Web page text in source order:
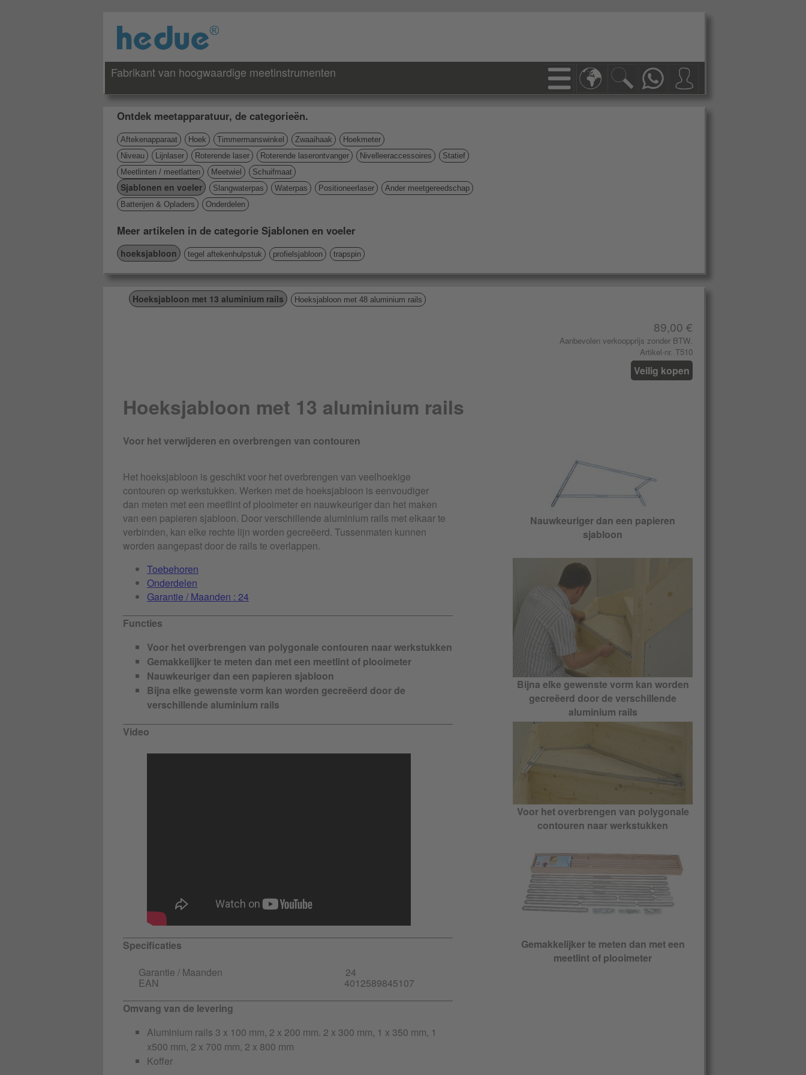
Fabrikant van hoogwaardige meetinstrumenten
Ontdek meetapparatuur, de categorieën.
Aftekenapparaat Hoek Timmermanswinkel Zwaaihaak
Hoekmeter
Niveau
Lijnlaser Roterende laser Roterende laserontvanger Nivelleeraccessoires
Statief
Meetlinten / meetlatten
Meetwiel Schuifmaat
Sjablonen en voeler Slangwaterpas Waterpas Positioneerlaser
Ander meetgereedschap
Batterijen & Opladers
Onderdelen
Meer artikelen in de categorie Sjablonen en voeler
hoeksjabloon tegel aftekenhulpstuk profielsjabloon trapspin
Hoeksjabloon met 13 aluminium rails Hoeksjabloon met 48 aluminium rails
89,00 €
Aanbevolen verkoopprijs zonder BTW.
Artikel-nr. T510
Veilig kopen
Hoeksjabloon met 13 aluminium rails
Voor het verwijderen en overbrengen van contouren
Het hoeksjabloon is geschikt voor het overbrengen van veelhoekige
contouren op werkstukken. Werken met de hoeksjabloon is eenvoudiger
dan meten met een meetlint of plooimeter en nauwkeuriger dan het maken
van een papieren sjabloon. Door verschillende aluminium rails met elkaar te
verbinden, kan elke rechte lijn worden gecreëerd. Tussenmaten kunnen
worden aangepast door de rails te overlappen.
Toebehoren
Onderdelen
Garantie / Maanden : 24
Functies
Voor het overbrengen van polygonale contouren naar werkstukken
Gemakkelijker te meten dan met een meetlint of plooimeter
Nauwkeuriger dan een papieren sjabloon
Bijna elke gewenste vorm kan worden gecreëerd door de
verschillende aluminium rails
Video
Specificaties
Garantie / Maanden
24
EAN
4012589845107
Omvang van de levering
Aluminium rails 3 x 100 mm, 2 x 200 mm. 2 x 300 mm, 1 x 350 mm, 1
x500 mm, 2 x 700 mm, 2 x 800 mm
Koffer
Nauwkeuriger dan een papieren
sjabloon
Bijna elke gewenste vorm kan worden
gecreëerd door de verschillende
aluminium rails
Voor het overbrengen van polygonale
contouren naar werkstukken
Gemakkelijker te meten dan met een
meetlint of plooimeter